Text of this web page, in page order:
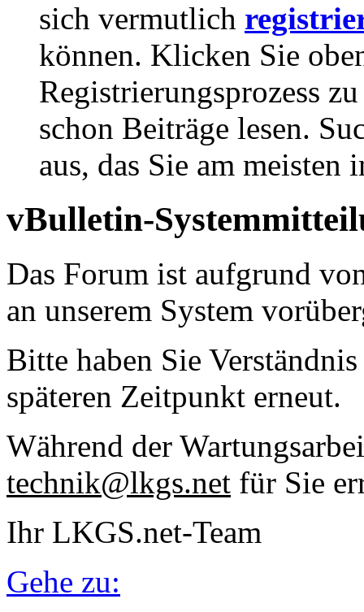
sich vermutlich
können. Klicken Sie
Registrierungsprozess
schon Beiträge lesen.
aus, das Sie am meisten
vBulletin-
Das Forum ist aufgrund
an unserem System
Bitte haben Sie
späteren Zeitpunkt erneut.
Während der
technik@lkgs.net für Sie
Ihr LKGS.net-Team
Gehe zu: